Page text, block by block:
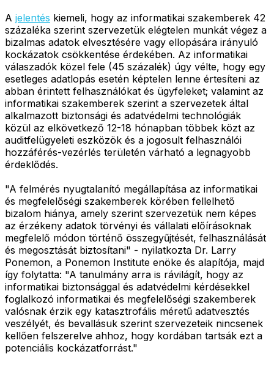
A jelentés kiemeli, hogy az informatikai szakemberek 42
százaléka szerint szervezetük elégtelen munkát végez a
bizalmas adatok elvesztésére vagy ellopására irányuló
kockázatok csökkentése érdekében. Az informatikai
válaszadók közel fele (45 százalék) úgy vélte, hogy egy
esetleges adatlopás esetén képtelen lenne értesíteni az
abban érintett felhasználókat és ügyfeleket; valamint az
informatikai szakemberek szerint a szervezetek által
alkalmazott biztonsági és adatvédelmi technológiák
közül az elkövetkező 12-18 hónapban többek közt az
auditfelügyeleti eszközök és a jogosult felhasználói
hozzáférés-vezérlés területén várható a legnagyobb
érdeklődés.
"A felmérés nyugtalanító megállapítása az informatikai
és megfelelőségi szakemberek körében fellelhető
bizalom hiánya, amely szerint szervezetük nem képes
az érzékeny adatok törvényi és vállalati előírásoknak
megfelelő módon történő összegyűjtését, felhasználását
és megosztását biztosítani" - nyilatkozta Dr. Larry
Ponemon, a Ponemon Institute enöke és alapítója, majd
így folytatta: "A tanulmány arra is rávilágít, hogy az
informatikai biztonsággal és adatvédelmi kérdésekkel
foglalkozó informatikai és megfelelőségi szakemberek
valósnak érzik egy katasztrofális méretű adatvesztés
veszélyét, és bevallásuk szerint szervezeteik nincsenek
kellően felszerelve ahhoz, hogy kordában tartsák ezt a
potenciális kockázatforrást."